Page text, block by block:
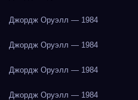
Джордж Оруэлл — 1984
Джордж Оруэлл — 1984
Джордж Оруэлл — 1984
Джордж Оруэлл — 1984